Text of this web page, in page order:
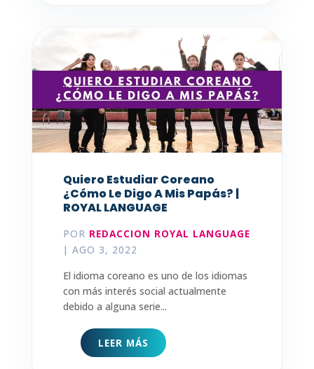
Quiero Estudiar Coreano
¿Cómo Le Digo A Mis Papás? |
ROYAL LANGUAGE
POR REDACCION ROYAL LANGUAGE
| AGO 3, 2022
El idioma coreano es uno de los idiomas
con más interés social actualmente
debido a alguna serie...
LEER MÁS